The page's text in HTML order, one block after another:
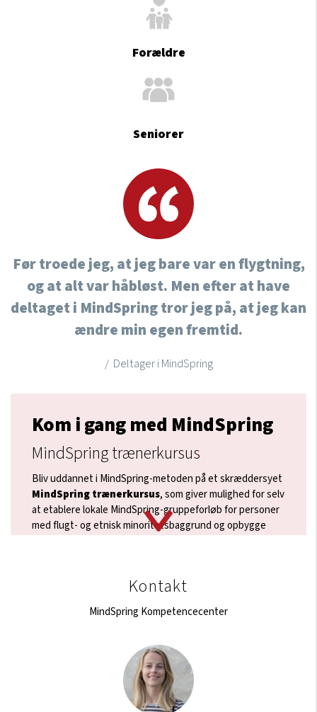
Forældre
Seniorer
Før troede jeg, at jeg bare var en flygtning,
og at alt var håbløst. Men efter at have
deltaget i MindSpring tror jeg på, at jeg kan
ændre min egen fremtid.
/ Deltager i MindSpring
Kom i gang med MindSpring
MindSpring trænerkursus
Bliv uddannet i MindSpring-metoden på et skræddersyet
MindSpring trænerkursus, som giver mulighed for selv
at etablere lokale MindSpring-gruppeforløb for personer
med flugt- og etnisk minoritetsbaggrund og opbygge
MindSpring frivilligt trænerkorps
Få etableret et MindSpring-gruppeforløb for personer
trænerkorps
MindSpring-trænere, som selv har flugt- og etnisk
minoritetsbaggrund, taler samme sprog som deltagerne
og er uddannet til at facilitere MindSpring psykosociale
Kontakt osfor at høre nærmere.
Kontakt
MindSpring Kompetencecenter